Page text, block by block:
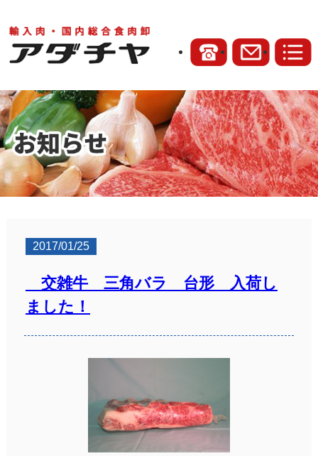
2017/01/25
交雑牛 三角バラ 台形 入荷し
ました！